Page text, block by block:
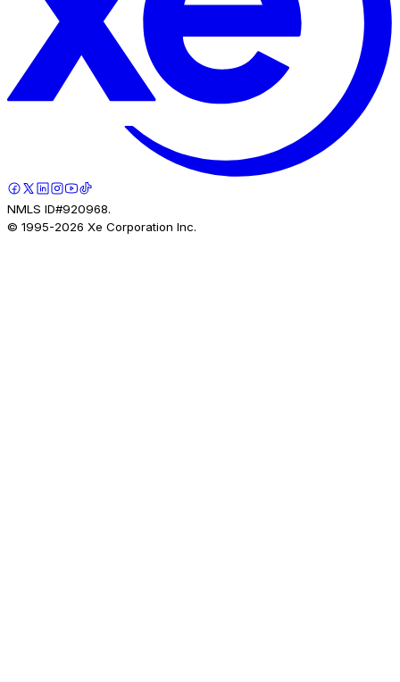
NMLS ID#920968.
© 1995-2026 Xe Corporation Inc.